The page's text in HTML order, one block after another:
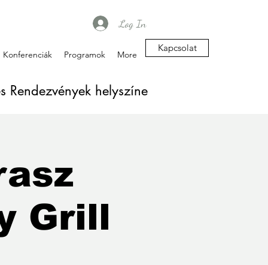
Konferenciák Programok More
Kapcsolat
Log In
Rendezvények helyszíne
Grill